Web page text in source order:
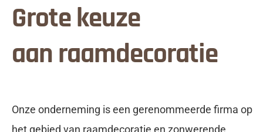
Grote keuze
aan raamdecoratie
Onze onderneming is een gerenommeerde firma op
het gebied van raamdecoratie en zonwerende